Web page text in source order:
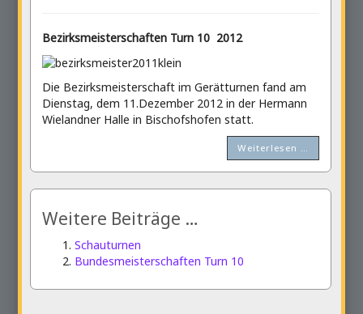
Bezirksmeisterschaften Turn 10 2012
Die Bezirksmeisterschaft im Gerätturnen fand am
Dienstag, dem 11.Dezember 2012 in der Hermann
Wielandner Halle in Bischofshofen statt.
Weiterlesen …
Weitere Beiträge …
Schauturnen
Bundesmeisterschaften Turn 10